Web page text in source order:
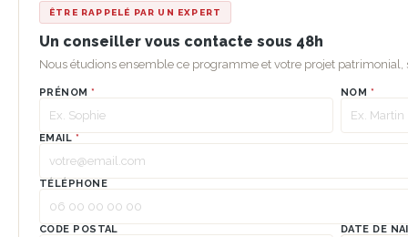
ÊTRE RAPPELÉ PAR UN EXPERT
Un conseiller vous contacte sous 48h
Nous étudions ensemble ce programme et votre projet patrimonial,
PRÉNOM* NOM *
EMAIL *
TÉLÉPHONE
CODE POSTAL DATE DE